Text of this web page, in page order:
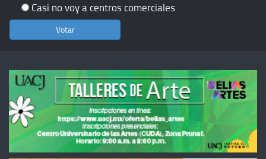
Casi no voy a centros comerciales